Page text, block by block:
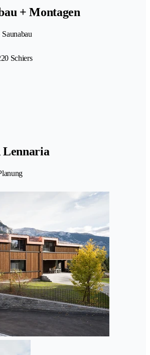
+ Montagen
Schiers
Lennaria